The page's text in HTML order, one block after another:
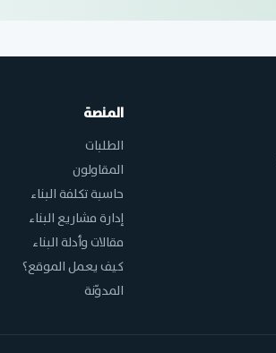
المنصة
الطلبات
المقاولون
حاسبة تكلفة البناء
إدارة مشاريع البناء
مقالات وأدلة البناء
كيف يعمل الموقع؟
المدوّنة